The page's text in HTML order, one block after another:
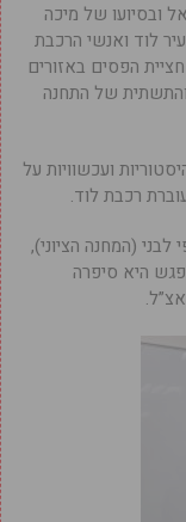
ובסיועו של מיכה
לוד ואנשי הרכבת
הפסים באזורים
והתשתית של התחנה
ועכשוויות על
רכבת לוד.
(המחנה הציוני),
היא סיפרה